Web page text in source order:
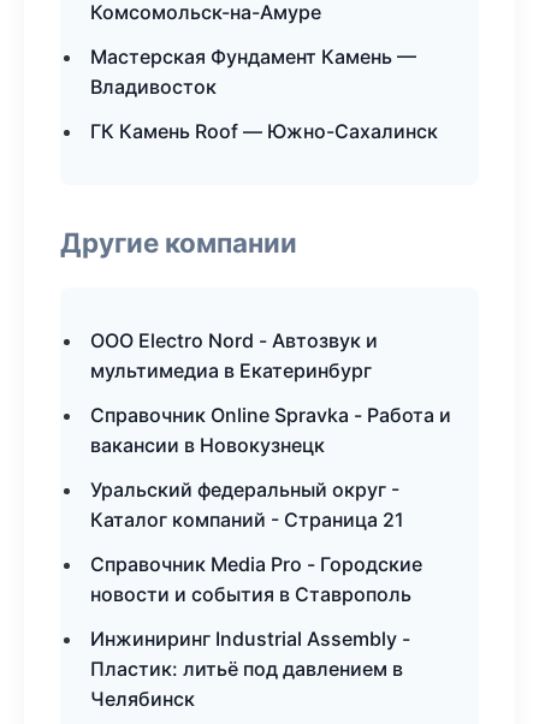
Комсомольск-на-Амуре
Мастерская Фундамент Камень —
Владивосток
ГК Камень Roof — Южно-Сахалинск
Другие компании
ООО Electro Nord - Автозвук и
мультимедиа в Екатеринбург
Справочник Online Spravka - Работа и
вакансии в Новокузнецк
Уральский федеральный округ -
Каталог компаний - Страница 21
Справочник Media Pro - Городские
новости и события в Ставрополь
Инжиниринг Industrial Assembly -
Пластик: литьё под давлением в
Челябинск